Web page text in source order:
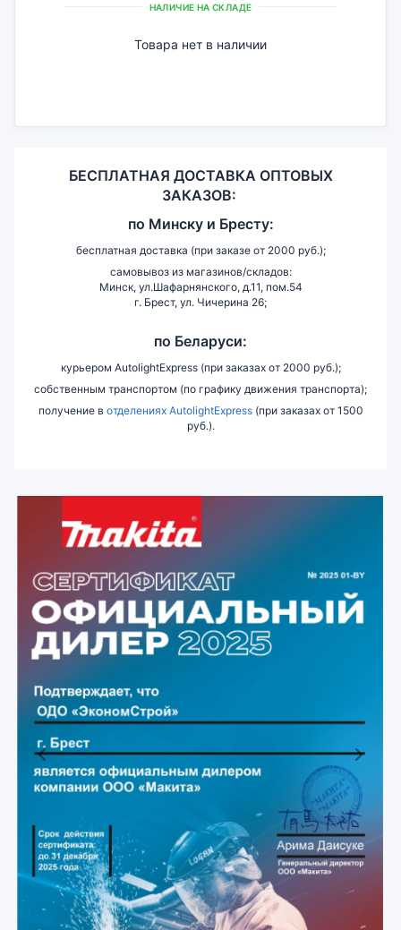
НАЛИЧИЕ НА СКЛАДЕ
Товара нет в наличии
БЕСПЛАТНАЯ ДОСТАВКА ОПТОВЫХ
ЗАКАЗОВ:
по Минску и Бресту:
бесплатная доставка (при заказе от 2000 руб.);
самовывоз из магазинов/складов:
Минск, ул.Шафарнянского, д.11, пом.54
г. Брест, ул. Чичерина 26;
по Беларуси:
курьером AutolightExpress (при заказах от 2000 руб.);
собственным транспортом (по графику движения транспорта);
получение в отделениях AutolightExpress(при заказах от 1500
руб.).
Previous Next